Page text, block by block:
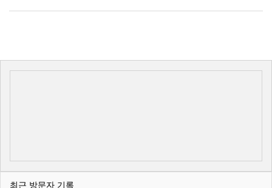
최근 방문자 기록